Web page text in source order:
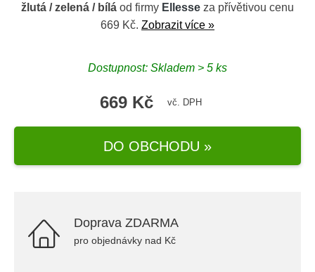
žlutá / zelená / bílá od firmy Ellesse za přívětivou cenu
669 Kč. Zobrazit více »
Dostupnost: Skladem > 5 ks
669 Kč vč. DPH
DO OBCHODU »
Doprava ZDARMA
pro objednávky nad Kč